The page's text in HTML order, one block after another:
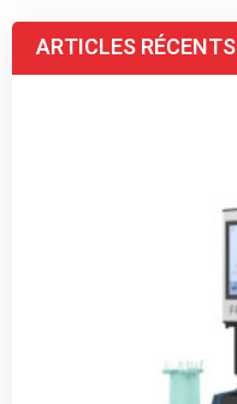
ARTICLES RÉCENTS